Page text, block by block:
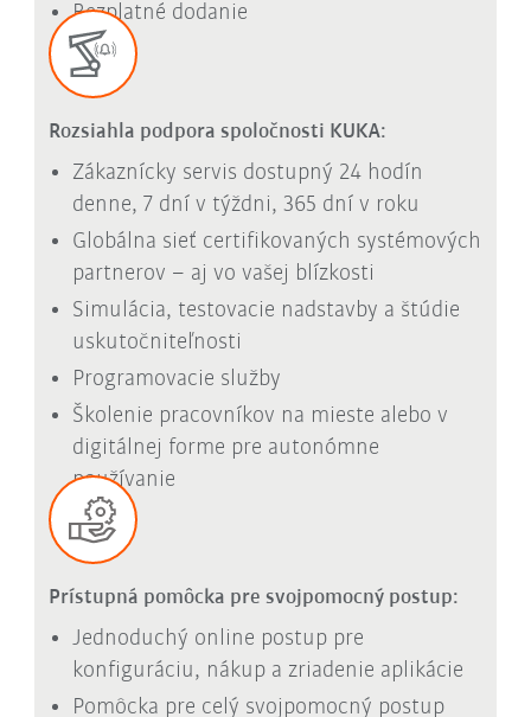
Bezplatné dodanie
Rozsiahla podpora spoločnosti KUKA:
Zákaznícky servis dostupný 24 hodín
denne, 7 dní v týždni, 365 dní v roku
Globálna sieť certifikovaných systémových
partnerov – aj vo vašej blízkosti
Simulácia, testovacie nadstavby a štúdie
uskutočniteľnosti
Programovacie služby
Školenie pracovníkov na mieste alebo v
digitálnej forme pre autonómne
používanie
Prístupná pomôcka pre svojpomocný postup:
Jednoduchý online postup pre
konfiguráciu, nákup a zriadenie aplikácie
Pomôcka pre celý svojpomocný postup